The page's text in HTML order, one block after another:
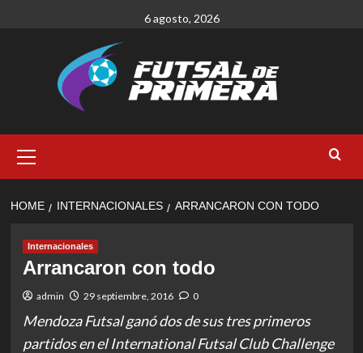
6 agosto, 2026
Menu
HOME INTERNACIONALES ARRANCARON CON TODO
Internacionales
Arrancaron con todo
admin 29 septiembre, 2016 0
Mendoza Futsal ganó dos de sus tres primeros
partidos en el International Futsal Club Challenge